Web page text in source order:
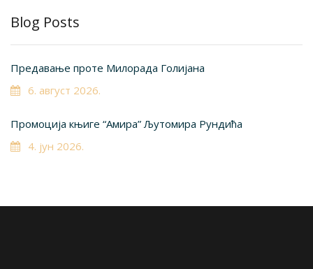
Blog Posts
Предавање проте Милорада Голијана
6. август 2026.
Промоција књиге “Амира” Љутомира Рундића
4. јун 2026.